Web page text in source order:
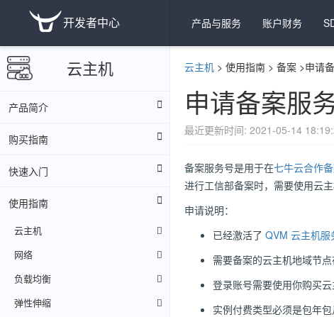
开发者中心 产品与服务 账户财务
云主机
产品简介
购买指南
快速入门
使用指南
云主机
网络
负载均衡
弹性伸缩
云主机 > 使用指南 > 备案 >申请
申请备案服
最近更新时间: 2021-05-14
备案服务号是用于在七牛云合作
进行工信部备案时，需要使用云
申请说明：
已经激活了 QVM 云主机服
需要备案的云主机地域节
登录账号需要使用你购买
实例付费类型必须是包年